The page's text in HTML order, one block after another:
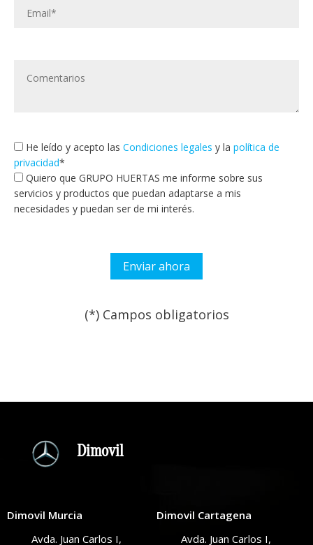
He leído y acepto las Condiciones legales y la política de
privacidad*
Quiero que GRUPO HUERTAS me informe sobre sus
servicios y productos que puedan adaptarse a mis
necesidades y puedan ser de mi interés.
(*) Campos obligatorios
Dimovil
Dimovil Murcia
Avda. Juan Carlos I,
Dimovil Cartagena
Avda. Juan Carlos I,